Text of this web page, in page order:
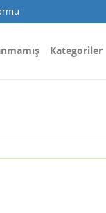
Kategoriler